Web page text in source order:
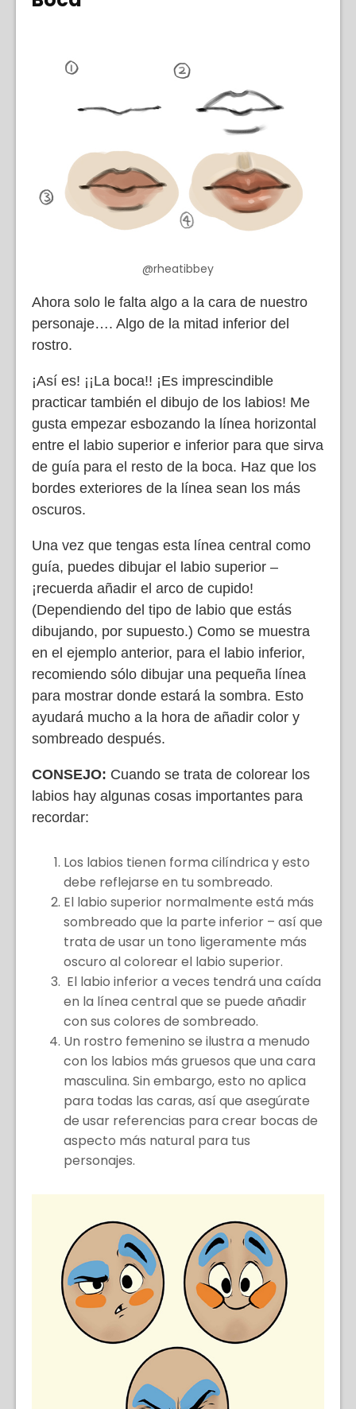
@rheatibbey
Ahora solo le falta algo a la cara de nuestro
personaje…. Algo de la mitad inferior del
rostro.
¡Así es! ¡¡La boca!! ¡Es imprescindible
practicar también el dibujo de los labios! Me
gusta empezar esbozando la línea horizontal
entre el labio superior e inferior para que sirva
de guía para el resto de la boca. Haz que los
bordes exteriores de la línea sean los más
oscuros.
Una vez que tengas esta línea central como
guía, puedes dibujar el labio superior –
¡recuerda añadir el arco de cupido!
(Dependiendo del tipo de labio que estás
dibujando, por supuesto.) Como se muestra
en el ejemplo anterior, para el labio inferior,
recomiendo sólo dibujar una pequeña línea
para mostrar donde estará la sombra. Esto
ayudará mucho a la hora de añadir color y
sombreado después.
CONSEJO: Cuando se trata de colorear los
labios hay algunas cosas importantes para
recordar:
Los labios tienen forma cilíndrica y esto
debe reflejarse en tu sombreado.
El labio superior normalmente está más
sombreado que la parte inferior – así que
trata de usar un tono ligeramente más
oscuro al colorear el labio superior.
El labio inferior a veces tendrá una caída
en la línea central que se puede añadir
con sus colores de sombreado.
Un rostro femenino se ilustra a menudo
con los labios más gruesos que una cara
masculina. Sin embargo, esto no aplica
para todas las caras, así que asegúrate
de usar referencias para crear bocas de
aspecto más natural para tus
personajes.